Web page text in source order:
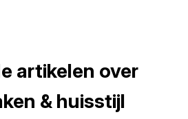
artikelen over
& huisstijl